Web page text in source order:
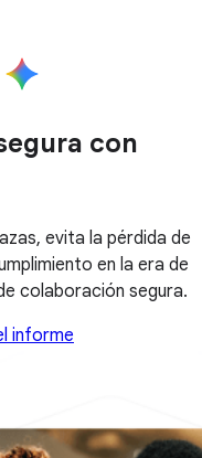
con
evita la pérdida de
en la era de
colaboración segura.
informe